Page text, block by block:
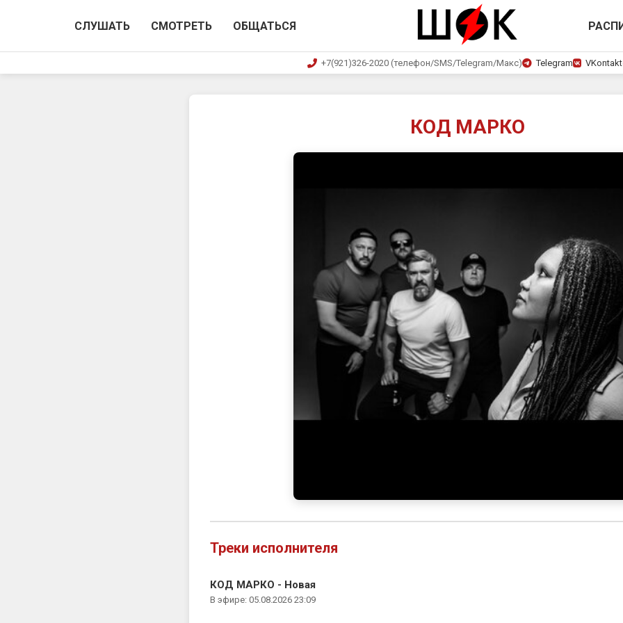
СЛУШАТЬ СМОТРЕТЬ ОБЩАТЬСЯ
+7(921)326-2020 (телефон/SMS/Telegram/Макс) Telegram
КОД МАРКО
Треки исполнителя
КОД МАРКО - Новая
В эфире: 05.08.2026 23:09